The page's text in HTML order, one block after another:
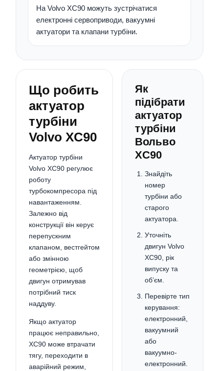
На Volvo XC90 можуть зустрічатися
електронні сервоприводи, вакуумні
актуатори та клапани турбіни.
Що робить
актуатор
турбіни
Volvo XC90
Актуатор турбіни
Volvo XC90 регулює
роботу
турбокомпресора під
навантаженням.
Залежно від
конструкції він керує
перепускним
клапаном, вестгейтом
або змінною
геометрією, щоб
двигун отримував
потрібний тиск
наддуву.
Якщо актуатор
працює неправильно,
XC90 може втрачати
тягу, переходити в
аварійний режим,
Як
підібрати
актуатор
турбіни
Вольво
XC90
Знайдіть
номер
турбіни або
старого
актуатора.
Уточніть
двигун Volvo
XC90, рік
випуску та
об’єм.
Перевірте тип
керування:
електронний,
вакуумний
або
вакуумно-
електронний.